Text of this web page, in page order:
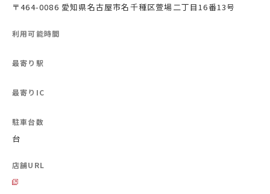
〒464-0086 愛知県名古屋市名千種区萱場二丁目16番13号
利用可能時間
最寄り駅
最寄りIC
駐車台数
台
店舗URL